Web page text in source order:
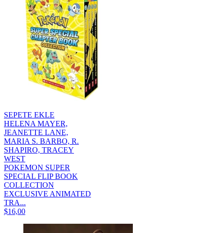
SEPETE EKLE
HELENA MAYER,
JEANETTE LANE,
MARIA S. BARBO, R.
SHAPIRO, TRACEY
WEST
POKEMON SUPER
SPECIAL FLIP BOOK
COLLECTION
EXCLUSIVE ANIMATED
TRA...
$16,00